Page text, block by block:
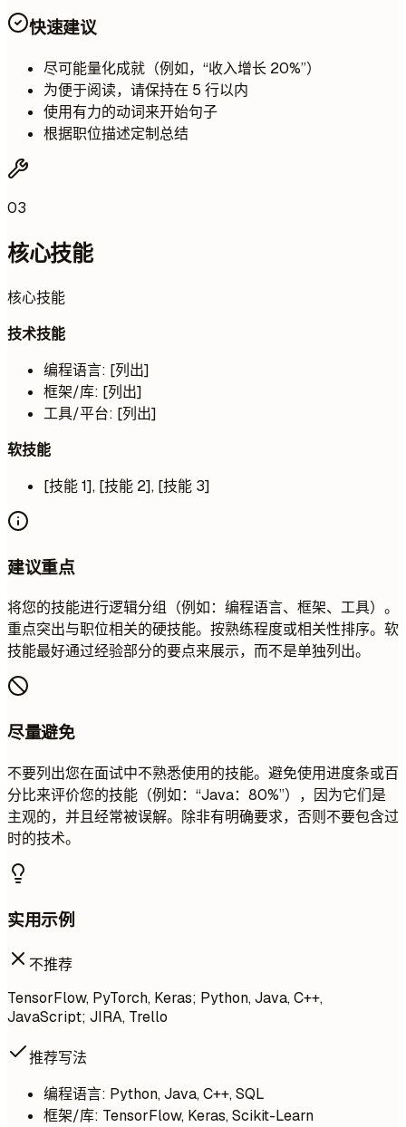
快速建议
尽可能量化成就（例如，“收入增长 20%”）
为便于阅读，请保持在 5 行以内
使用有力的动词来开始句子
根据职位描述定制总结
03
核心技能
核心技能
技术技能
编程语言: [列出]
框架/库: [列出]
工具/平台: [列出]
软技能
[技能 1], [技能 2], [技能 3]
建议重点
将您的技能进行逻辑分组（例如：编程语言、框架、工具）。
重点突出与职位相关的硬技能。按熟练程度或相关性排序。软
技能最好通过经验部分的要点来展示，而不是单独列出。
尽量避免
不要列出您在面试中不熟悉使用的技能。避免使用进度条或百
分比来评价您的技能（例如：“Java：80%”），因为它们是
主观的，并且经常被误解。除非有明确要求，否则不要包含过
时的技术。
实用示例
不推荐
TensorFlow, PyTorch, Keras; Python, Java, C++,
JavaScript; JIRA, Trello
推荐写法
编程语言: Python, Java, C++, SQL
框架/库: TensorFlow, Keras, Scikit-Learn